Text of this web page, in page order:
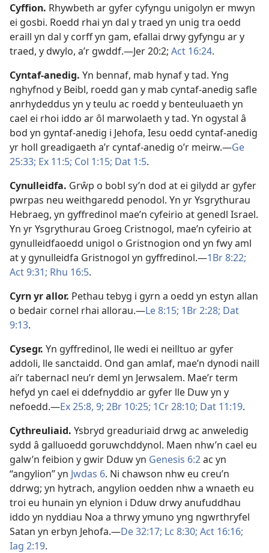
Cyffion. Rhywbeth ar gyfer cyfyngu unigolyn er mwyn
ei gosbi. Roedd rhai yn dal y traed yn unig tra oedd
eraill yn dal y corff yn gam, efallai drwy gyfyngu ar y
traed, y dwylo, a’r gwddf.—Jer 20:2; Act 16:24.
Cyntaf-anedig. Yn bennaf, mab hynaf y tad. Yng
nghyfnod y Beibl, roedd gan y mab cyntaf-anedig safle
anrhydeddus yn y teulu ac roedd y benteuluaeth yn
cael ei rhoi iddo ar ôl marwolaeth y tad. Yn ogystal â
bod yn gyntaf-anedig i Jehofa, Iesu oedd cyntaf-anedig
yr holl greadigaeth a’r cyntaf-anedig o’r meirw.—Ge
25:33; Ex 11:5; Col 1:15; Dat 1:5.
Cynulleidfa. Grŵp o bobl sy’n dod at ei gilydd ar gyfer
pwrpas neu weithgaredd penodol. Yn yr Ysgrythurau
Hebraeg, yn gyffredinol mae’n cyfeirio at genedl Israel.
Yn yr Ysgrythurau Groeg Cristnogol, mae’n cyfeirio at
gynulleidfaoedd unigol o Gristnogion ond yn fwy aml
at y gynulleidfa Gristnogol yn gyffredinol.—1Br 8:22;
Act 9:31; Rhu 16:5.
Cyrn yr allor. Pethau tebyg i gyrn a oedd yn estyn allan
o bedair cornel rhai allorau.—Le 8:15; 1Br 2:28; Dat
9:13.
Cysegr. Yn gyffredinol, lle wedi ei neilltuo ar gyfer
addoli, lle sanctaidd. Ond gan amlaf, mae’n dynodi naill
ai’r tabernacl neu’r deml yn Jerwsalem. Mae’r term
hefyd yn cael ei ddefnyddio ar gyfer lle Duw yn y
nefoedd.—Ex 25:8, 9; 2Br 10:25; 1Cr 28:10; Dat 11:19.
Cythreuliaid. Ysbryd greaduriaid drwg ac anweledig
sydd â galluoedd goruwchddynol. Maen nhw’n cael eu
galw’n feibion y gwir Dduw yn Genesis 6:2ac yn
“angylion” yn Jwdas 6. Ni chawson nhw eu creu’n
ddrwg; yn hytrach, angylion oedden nhw a wnaeth eu
troi eu hunain yn elynion i Dduw drwy anufuddhau
iddo yn nyddiau Noa a thrwy ymuno yng ngwrthryfel
Satan yn erbyn Jehofa.—De 32:17; Lc 8:30; Act 16:16;
Iag 2:19.